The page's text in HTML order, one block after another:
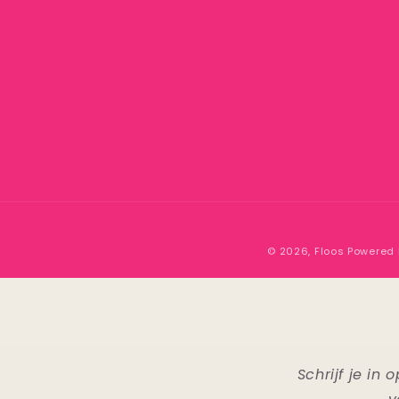
© 2026, Floos Powered
Schrijf je in